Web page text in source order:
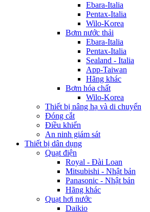
Ebara-Italia
Pentax-Italia
Wilo-Korea
Bơm nước thải
Ebara-Italia
Pentax-Italia
Sealand - Italia
App-Taiwan
Hãng khác
Bơm hóa chất
Wilo-Korea
Thiết bị nâng hạ và di chuyển
Đóng cắt
Điều khiển
An ninh giám sát
Thiết bị dân dụng
Quạt điện
Royal - Đài Loan
Mitsubishi - Nhật bản
Panasonic - Nhật bản
Hãng khác
Quạt hơi nước
Daikio